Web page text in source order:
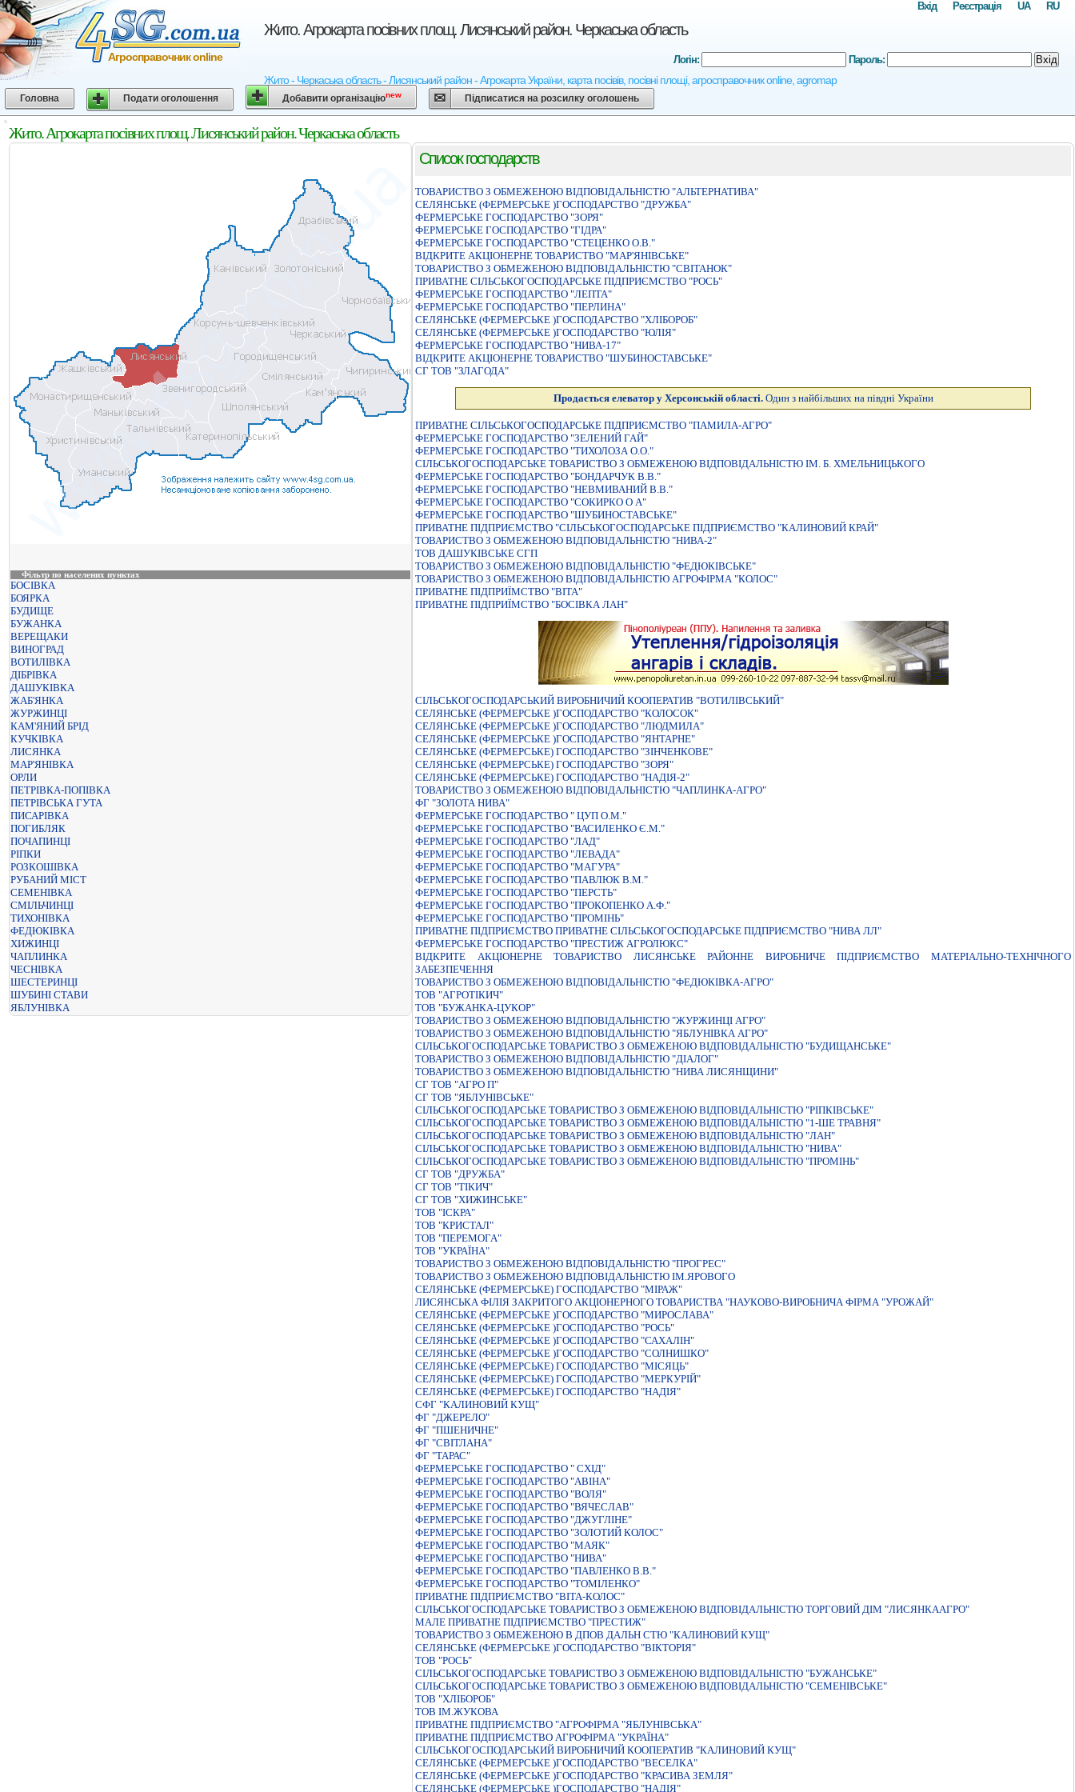
Жито. Агрокарта посівних площ. Лисянський район. Черкаська область
Жито - Черкаська область - Лисянський район - Агрокарта України, карта посівів, посівні площі, агросправочник online, agromap
Агросправочник online
RU
UA
Реєстрація
Вхід
Логін: Пароль: Вхід
Головна Подати оголошення Добавити організаціюnew Підписатися на розсилку оголошень
Жито. Агрокарта посівних площ. Лисянський район. Черкаська область
Фільтр по населених пунктах
БОСІВКА
БОЯРКА
БУДИЩЕ
БУЖАНКА
ВЕРЕЩАКИ
ВИНОГРАД
ВОТИЛІВКА
ДІБРІВКА
ДАШУКІВКА
ЖАБ'ЯНКА
ЖУРЖИНЦІ
КАМ'ЯНИЙ БРІД
КУЧКІВКА
ЛИСЯНКА
МАР'ЯНІВКА
ОРЛИ
ПЕТРІВКА-ПОПІВКА
ПЕТРІВСЬКА ГУТА
ПИСАРІВКА
ПОГИБЛЯК
ПОЧАПИНЦІ
РІПКИ
РОЗКОШІВКА
РУБАНИЙ МІСТ
СЕМЕНІВКА
СМІЛЬЧИНЦІ
ТИХОНІВКА
ФЕДЮКІВКА
ХИЖИНЦІ
ЧАПЛИНКА
ЧЕСНІВКА
ШЕСТЕРИНЦІ
ШУБИНІ СТАВИ
ЯБЛУНІВКА
Список господарств
ТОВАРИСТВО З ОБМЕЖЕНОЮ ВІДПОВІДАЛЬНІСТЮ "АЛЬТЕРНАТИВА"
СЕЛЯНСЬКЕ (ФЕРМЕРСЬКЕ )ГОСПОДАРСТВО "ДРУЖБА"
ФЕРМЕРСЬКЕ ГОСПОДАРСТВО "ЗОРЯ"
ФЕРМЕРСЬКЕ ГОСПОДАРСТВО "ГІДРА"
ФЕРМЕРСЬКЕ ГОСПОДАРСТВО "СТЕЦЕНКО О.В."
ВIДКРИТЕ АКЦIОНЕРНЕ ТОВАРИСТВО "МАР'ЯНIВСЬКЕ"
ТОВАРИСТВО З ОБМЕЖЕНОЮ ВIДПОВIДАЛЬНIСТЮ "СВIТАНОК"
ПРИВАТНЕ СІЛЬСЬКОГОСПОДАРСЬКЕ ПІДПРИЄМСТВО "РОСЬ"
ФЕРМЕРСЬКЕ ГОСПОДАРСТВО "ЛЕПТА"
ФЕРМЕРСЬКЕ ГОСПОДАРСТВО "ПЕРЛИНА"
СЕЛЯНСЬКЕ (ФЕРМЕРСЬКЕ )ГОСПОДАРСТВО "ХЛIБОРОБ"
СЕЛЯНСЬКЕ (ФЕРМЕРСЬКЕ )ГОСПОДАРСТВО "ЮЛIЯ"
ФЕРМЕРСЬКЕ ГОСПОДАРСТВО "НИВА-17"
ВIДКРИТЕ АКЦIОНЕРНЕ ТОВАРИСТВО "ШУБИНОСТАВСЬКЕ"
СГ ТОВ "ЗЛАГОДА"
Продається елеватор у Херсонській області. Один з найбільших на півдні України
ПРИВАТНЕ СIЛЬСЬКОГОСПОДАРСЬКЕ ПIДПРИЄМСТВО "ПАМИЛА-АГРО"
ФЕРМЕРСЬКЕ ГОСПОДАРСТВО "ЗЕЛЕНИЙ ГАЙ"
ФЕРМЕРСЬКЕ ГОСПОДАРСТВО "ТИХОЛОЗА О.О."
СIЛЬСЬКОГОСПОДАРСЬКЕ ТОВАРИСТВО З ОБМЕЖЕНОЮ ВIДПОВIДАЛЬНIСТЮ IМ. Б. ХМЕЛЬНИЦЬКОГО
ФЕРМЕРСЬКЕ ГОСПОДАРСТВО "БОНДАРЧУК В.В."
ФЕРМЕРСЬКЕ ГОСПОДАРСТВО "НЕВМИВАНИЙ В.В."
ФЕРМЕРСЬКЕ ГОСПОДАРСТВО "СОКИРКО О А"
ФЕРМЕРСЬКЕ ГОСПОДАРСТВО "ШУБИНОСТАВСЬКЕ"
ПРИВАТНЕ ПIДПРИЄМСТВО "СIЛЬСЬКОГОСПОДАРСЬКЕ ПIДПРИЄМСТВО "КАЛИНОВИЙ КРАЙ"
ТОВАРИСТВО З ОБМЕЖЕНОЮ ВIДПОВIДАЛЬНIСТЮ "НИВА-2"
ТОВ ДАШУКІВСЬКЕ СГП
ТОВАРИСТВО З ОБМЕЖЕНОЮ ВIДПОВIДАЛЬНIСТЮ "ФЕДЮКIВСЬКЕ"
ТОВАРИСТВО З ОБМЕЖЕНОЮ ВІДПОВІДАЛЬНІСТЮ АГРОФІРМА "КОЛОС"
ПРИВАТНЕ ПIДПРИЇМСТВО "ВIТА"
ПРИВАТНЕ ПIДПРИЇМСТВО "БОСIВКА ЛАН"
СIЛЬСЬКОГОСПОДАРСЬКИЙ ВИРОБНИЧИЙ КООПЕРАТИВ "ВОТИЛIВСЬКИЙ"
СЕЛЯНСЬКЕ (ФЕРМЕРСЬКЕ )ГОСПОДАРСТВО "КОЛОСОК"
СЕЛЯНСЬКЕ (ФЕРМЕРСЬКЕ )ГОСПОДАРСТВО "ЛЮДМИЛА"
СЕЛЯНСЬКЕ (ФЕРМЕРСЬКЕ )ГОСПОДАРСТВО "ЯНТАРНЕ"
СЕЛЯНСЬКЕ (ФЕРМЕРСЬКЕ) ГОСПОДАРСТВО "ЗIНЧЕНКОВЕ"
СЕЛЯНСЬКЕ (ФЕРМЕРСЬКЕ) ГОСПОДАРСТВО "ЗОРЯ"
СЕЛЯНСЬКЕ (ФЕРМЕРСЬКЕ) ГОСПОДАРСТВО "НАДIЯ-2"
ТОВАРИСТВО З ОБМЕЖЕНОЮ ВIДПОВIДАЛЬНIСТЮ "ЧАПЛИНКА-АГРО"
ФГ "ЗОЛОТА НИВА"
ФЕРМЕРСЬКЕ ГОСПОДАРСТВО " ЦУП О.М."
ФЕРМЕРСЬКЕ ГОСПОДАРСТВО "ВАСИЛЕНКО Є.М."
ФЕРМЕРСЬКЕ ГОСПОДАРСТВО "ЛАД"
ФЕРМЕРСЬКЕ ГОСПОДАРСТВО "ЛЕВАДА"
ФЕРМЕРСЬКЕ ГОСПОДАРСТВО "МАГУРА"
ФЕРМЕРСЬКЕ ГОСПОДАРСТВО "ПАВЛЮК В.М."
ФЕРМЕРСЬКЕ ГОСПОДАРСТВО "ПЕРСТЬ"
ФЕРМЕРСЬКЕ ГОСПОДАРСТВО "ПРОКОПЕНКО А.Ф."
ФЕРМЕРСЬКЕ ГОСПОДАРСТВО "ПРОМIНЬ"
ПРИВАТНЕ ПIДПРИЄМСТВО ПРИВАТНЕ СIЛЬСЬКОГОСПОДАРСЬКЕ ПIДПРИЄМСТВО "НИВА ЛЛ"
ФЕРМЕРСЬКЕ ГОСПОДАРСТВО "ПРЕСТИЖ АГРОЛЮКС"
ВIДКРИТЕ АКЦIОНЕРНЕ ТОВАРИСТВО ЛИСЯНСЬКЕ РАЙОННЕ ВИРОБНИЧЕ ПIДПРИЄМСТВО МАТЕРIАЛЬНО-ТЕХНIЧНОГО
ЗАБЕЗПЕЧЕННЯ
ТОВАРИСТВО З ОБМЕЖЕНОЮ ВIДПОВIДАЛЬНIСТЮ "ФЕДЮКIВКА-АГРО"
ТОВ "АГРОТІКИЧ"
ТОВ "БУЖАНКА-ЦУКОР"
ТОВАРИСТВО З ОБМЕЖЕНОЮ ВІДПОВІДАЛЬНІСТЮ "ЖУРЖИНЦІ АГРО"
ТОВАРИСТВО З ОБМЕЖЕНОЮ ВІДПОВІДАЛЬНІСТЮ "ЯБЛУНІВКА АГРО"
СIЛЬСЬКОГОСПОДАРСЬКЕ ТОВАРИСТВО З ОБМЕЖЕНОЮ ВIДПОВIДАЛЬНIСТЮ "БУДИЩАНСЬКЕ"
ТОВАРИСТВО З ОБМЕЖЕНОЮ ВIДПОВIДАЛЬНIСТЮ "ДIАЛОГ"
ТОВАРИСТВО З ОБМЕЖЕНОЮ ВIДПОВIДАЛЬНIСТЮ "НИВА ЛИСЯНЩИНИ"
СГ ТОВ "АГРО П"
СГ ТОВ "ЯБЛУНІВСЬКЕ"
СIЛЬСЬКОГОСПОДАРСЬКЕ ТОВАРИСТВО З ОБМЕЖЕНОЮ ВIДПОВIДАЛЬНIСТЮ "РIПКIВСЬКЕ"
СІЛЬСЬКОГОСПОДАРСЬКЕ ТОВАРИСТВО З ОБМЕЖЕНОЮ ВІДПОВІДАЛЬНІСТЮ "1-ШЕ ТРАВНЯ"
СІЛЬСЬКОГОСПОДАРСЬКЕ ТОВАРИСТВО З ОБМЕЖЕНОЮ ВІДПОВІДАЛЬНІСТЮ "ЛАН"
СІЛЬСЬКОГОСПОДАРСЬКЕ ТОВАРИСТВО З ОБМЕЖЕНОЮ ВІДПОВІДАЛЬНІСТЮ "НИВА"
СІЛЬСЬКОГОСПОДАРСЬКЕ ТОВАРИСТВО З ОБМЕЖЕНОЮ ВІДПОВІДАЛЬНІСТЮ "ПРОМІНЬ"
СГ ТОВ "ДРУЖБА"
СГ ТОВ "ТІКИЧ"
СГ ТОВ "ХИЖИНСЬКЕ"
ТОВ "ІСКРА"
ТОВ "КРИСТАЛ"
ТОВ "ПЕРЕМОГА"
ТОВ "УКРАЇНА"
ТОВАРИСТВО З ОБМЕЖЕНОЮ ВIДПОВIДАЛЬНIСТЮ "ПРОГРЕС"
ТОВАРИСТВО З ОБМЕЖЕНОЮ ВІДПОВІДАЛЬНІСТЮ ІМ.ЯРОВОГО
СЕЛЯНСЬКЕ (ФЕРМЕРСЬКЕ) ГОСПОДАРСТВО "МIРАЖ"
ЛИСЯНСЬКА ФIЛIЯ ЗАКРИТОГО АКЦIОНЕРНОГО ТОВАРИСТВА "НАУКОВО-ВИРОБНИЧА ФIРМА "УРОЖАЙ"
СЕЛЯНСЬКЕ (ФЕРМЕРСЬКЕ )ГОСПОДАРСТВО "МИРОСЛАВА"
СЕЛЯНСЬКЕ (ФЕРМЕРСЬКЕ )ГОСПОДАРСТВО "РОСЬ"
СЕЛЯНСЬКЕ (ФЕРМЕРСЬКЕ )ГОСПОДАРСТВО "САХАЛIН"
СЕЛЯНСЬКЕ (ФЕРМЕРСЬКЕ )ГОСПОДАРСТВО "СОЛНИШКО"
СЕЛЯНСЬКЕ (ФЕРМЕРСЬКЕ) ГОСПОДАРСТВО "МIСЯЦЬ"
СЕЛЯНСЬКЕ (ФЕРМЕРСЬКЕ) ГОСПОДАРСТВО "МЕРКУРIЙ"
СЕЛЯНСЬКЕ (ФЕРМЕРСЬКЕ) ГОСПОДАРСТВО "НАДIЯ"
СФГ "КАЛИНОВИЙ КУЩ"
ФГ "ДЖЕРЕЛО"
ФГ "ПШЕНИЧНЕ"
ФГ "СВІТЛАНА"
ФГ "ТАРАС"
ФЕРМЕРСЬКЕ ГОСПОДАРСТВО " СХIД"
ФЕРМЕРСЬКЕ ГОСПОДАРСТВО "АВIНА"
ФЕРМЕРСЬКЕ ГОСПОДАРСТВО "ВОЛЯ"
ФЕРМЕРСЬКЕ ГОСПОДАРСТВО "ВЯЧЕСЛАВ"
ФЕРМЕРСЬКЕ ГОСПОДАРСТВО "ДЖУГЛІНЕ"
ФЕРМЕРСЬКЕ ГОСПОДАРСТВО "ЗОЛОТИЙ КОЛОС"
ФЕРМЕРСЬКЕ ГОСПОДАРСТВО "МАЯК"
ФЕРМЕРСЬКЕ ГОСПОДАРСТВО "НИВА"
ФЕРМЕРСЬКЕ ГОСПОДАРСТВО "ПАВЛЕНКО В.В."
ФЕРМЕРСЬКЕ ГОСПОДАРСТВО "ТОМІЛЕНКО"
ПРИВАТНЕ ПIДПРИЄМСТВО "ВIТА-КОЛОС"
СІЛЬСЬКОГОСПОДАРСЬКЕ ТОВАРИСТВО З ОБМЕЖЕНОЮ ВІДПОВІДАЛЬНІСТЮ ТОРГОВИЙ ДІМ "ЛИСЯНКААГРО"
МАЛЕ ПРИВАТНЕ ПIДПРИЄМСТВО "ПРЕСТИЖ"
ТОВАРИСТВО З ОБМЕЖЕНОЮ В ДПОВ ДАЛЬН СТЮ "КАЛИНОВИЙ КУЩ"
СЕЛЯНСЬКЕ (ФЕРМЕРСЬКЕ )ГОСПОДАРСТВО "ВIКТОРIЯ"
ТОВ "РОСЬ"
СIЛЬСЬКОГОСПОДАРСЬКЕ ТОВАРИСТВО З ОБМЕЖЕНОЮ ВIДПОВIДАЛЬНIСТЮ "БУЖАНСЬКЕ"
СІЛЬСЬКОГОСПОДАРСЬКЕ ТОВАРИСТВО З ОБМЕЖЕНОЮ ВІДПОВІДАЛЬНІСТЮ "СЕМЕНІВСЬКЕ"
ТОВ "ХЛІБОРОБ"
ТОВ ІМ.ЖУКОВА
ПРИВАТНЕ ПIДПРИЄМСТВО "АГРОФIРМА "ЯБЛУНIВСЬКА"
ПРИВАТНЕ ПIДПРИЄМСТВО АГРОФIРМА "УКРАЇНА"
СIЛЬСЬКОГОСПОДАРСЬКИЙ ВИРОБНИЧИЙ КООПЕРАТИВ "КАЛИНОВИЙ КУЩ"
СЕЛЯНСЬКЕ (ФЕРМЕРСЬКЕ )ГОСПОДАРСТВО "ВЕСЕЛКА"
СЕЛЯНСЬКЕ (ФЕРМЕРСЬКЕ )ГОСПОДАРСТВО "КРАСИВА ЗЕМЛЯ"
СЕЛЯНСЬКЕ (ФЕРМЕРСЬКЕ )ГОСПОДАРСТВО "НАДІЯ"